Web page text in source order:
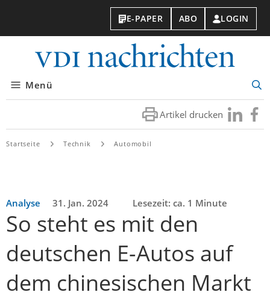
E-PAPER ABO LOGIN
Menü
Artikel drucken Besuchen
Sie
Sie
Startseite Technik Automobil
Analyse 31. Jan. 2024 Lesezeit: ca. 1 Minute
So steht es mit den
deutschen E-Autos auf
dem chinesischen Markt